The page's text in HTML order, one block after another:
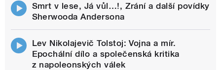
Smrt v lese, Já vůl…!, Zrání a další povídky
Sherwooda Andersona
Lev Nikolajevič Tolstoj: Vojna a mír.
Epochální dílo a společenská kritika
z napoleonských válek